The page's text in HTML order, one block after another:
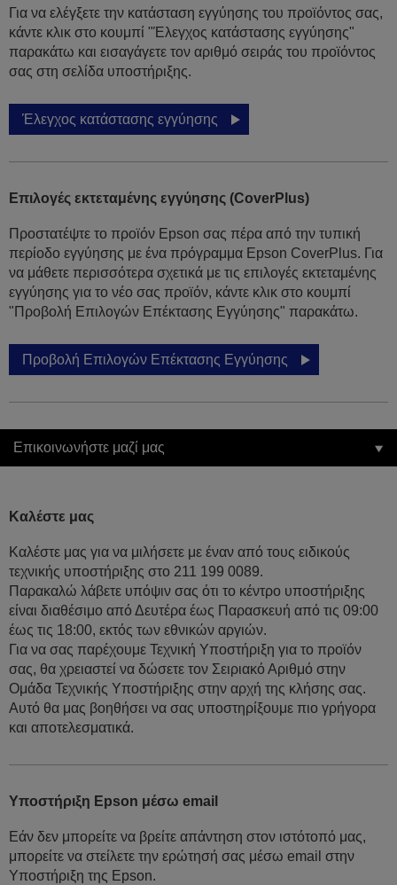
Για να ελέγξετε την κατάσταση εγγύησης του προϊόντος σας,
κάντε κλικ στο κουμπί "Έλεγχος κατάστασης εγγύησης"
παρακάτω και εισαγάγετε τον αριθμό σειράς του προϊόντος
σας στη σελίδα υποστήριξης.
Έλεγχος κατάστασης εγγύησης
Επιλογές εκτεταμένης εγγύησης (CoverPlus)
Προστατέψτε το προϊόν Epson σας πέρα από την τυπική
περίοδο εγγύησης με ένα πρόγραμμα Epson CoverPlus. Για
να μάθετε περισσότερα σχετικά με τις επιλογές εκτεταμένης
εγγύησης για το νέο σας προϊόν, κάντε κλικ στο κουμπί
"Προβολή Επιλογών Επέκτασης Εγγύησης" παρακάτω.
Προβολή Επιλογών Επέκτασης Εγγύησης
Επικοινωνήστε μαζί μας
Καλέστε μας
Καλέστε μας για να μιλήσετε με έναν από τους ειδικούς
τεχνικής υποστήριξης στο 211 199 0089.
Παρακαλώ λάβετε υπόψιν σας ότι το κέντρο υποστήριξης
είναι διαθέσιμο από Δευτέρα έως Παρασκευή από τις 09:00
έως τις 18:00, εκτός των εθνικών αργιών.
Για να σας παρέχουμε Τεχνική Υποστήριξη για το προϊόν
σας, θα χρειαστεί να δώσετε τον Σειριακό Αριθμό στην
Ομάδα Τεχνικής Υποστήριξης στην αρχή της κλήσης σας.
Αυτό θα μας βοηθήσει να σας υποστηρίξουμε πιο γρήγορα
και αποτελεσματικά.
Υποστήριξη Epson μέσω email
Εάν δεν μπορείτε να βρείτε απάντηση στον ιστότοπό μας,
μπορείτε να στείλετε την ερώτησή σας μέσω email στην
Υποστήριξη της Epson.